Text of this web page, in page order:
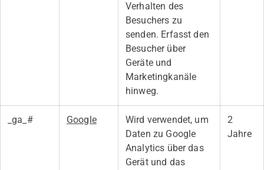
Verhalten des
Besuchers zu
senden. Erfasst den
Besucher über
Geräte und
Marketingkanäle
hinweg.
_ga_# Google
Wird verwendet, um
Daten zu Google
Analytics über das
Gerät und das
2
Jahre